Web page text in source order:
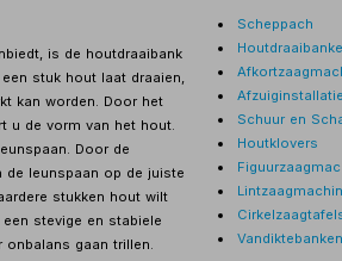
is de houtdraaibank
stuk hout laat draaien,
kan worden. Door het
u de vorm van het hout.
Door de
de leunspaan op de juiste
stukken hout wilt
stevige en stabiele
onbalans gaan trillen.
Scheppach
Schuur en
Houtklovers
Vandiktebanken